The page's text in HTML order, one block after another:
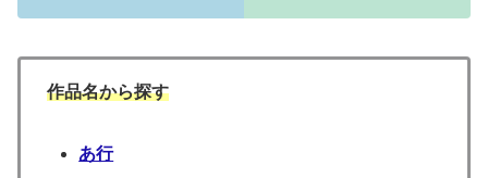
作品名から探す
あ行